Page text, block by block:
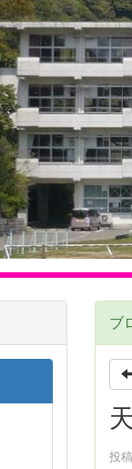
ブ
投